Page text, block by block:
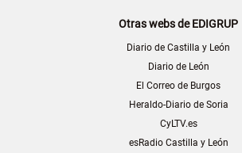
Otras webs de EDIGRUP
Diario de Castilla y León
Diario de León
El Correo de Burgos
Heraldo-Diario de Soria
CyLTV.es
esRadio Castilla y León